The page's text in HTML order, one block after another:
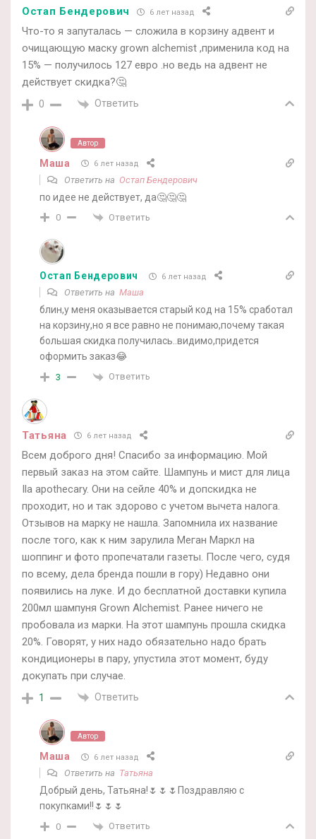
Остап Бендерович 6 лет назад
Что-то я запуталась — сложила в корзину адвент и
очищающую маску grown alchemist ,применила код на
15% — получилось 127 евро .но ведь на адвент не
действует скидка?🤔
0 Ответить
Автор
Маша 6 лет назад
Ответить на Остап Бендерович
по идее не действует, да🤔🤔🤔
0 Ответить
Остап Бендерович 6 лет назад
Ответить на Маша
блин,у меня оказывается старый код на 15% сработал
на корзину,но я все равно не понимаю,почему такая
большая скидка получилась..видимо,придется
оформить заказ😂
3 Ответить
Татьяна 6 лет назад
Всем доброго дня! Спасибо за информацию. Мой
первый заказ на этом сайте. Шампунь и мист для лица
Ila apothecary. Они на сейле 40% и допскидка не
проходит, но и так здорово с учетом вычета налога.
Отзывов на марку не нашла. Запомнила их название
после того, как к ним зарулила Меган Маркл на
шоппинг и фото пропечатали газеты. После чего, судя
по всему, дела бренда пошли в гору) Недавно они
появились на луке. И до бесплатной доставки купила
200мл шампуня Grown Alchemist. Ранее ничего не
пробовала из марки. На этот шампунь прошла скидка
20%. Говорят, у них надо обязательно надо брать
кондиционеры в пару, упустила этот момент, буду
докупать при случае.
1 Ответить
Автор
Маша 6 лет назад
Ответить на Татьяна
Добрый день, Татьяна!🌷🌷🌷Поздравляю с
покупками!!🌷🌷🌷
0 Ответить